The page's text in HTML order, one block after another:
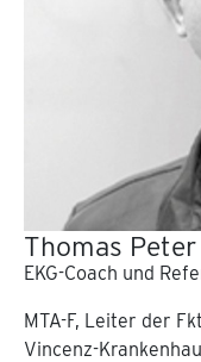
Thomas Peter
EKG-Coach und
MTA-F, Leiter der
Vincenz-